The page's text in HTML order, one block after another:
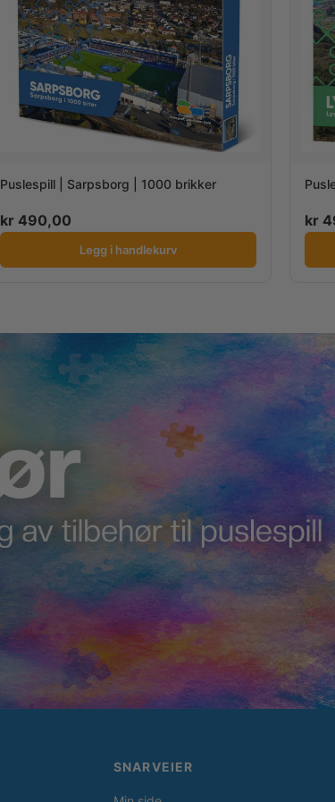
Puslespill | Sarpsborg | 1000 brikker
kr 490,00
Legg i handlekurv
kr
SNARVEIER